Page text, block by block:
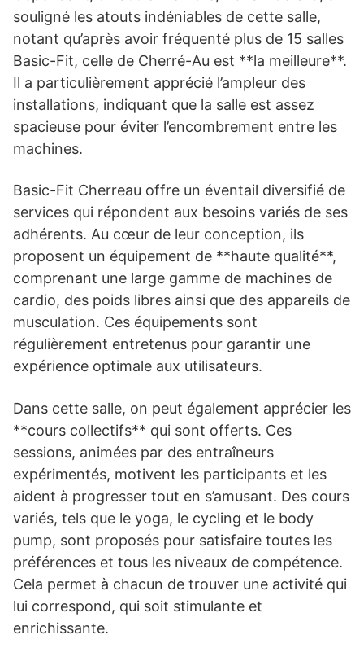
souligné les atouts indéniables de cette salle,
notant qu’après avoir fréquenté plus de 15 salles
Basic-Fit, celle de Cherré-Au est **la meilleure**.
Il a particulièrement apprécié l’ampleur des
installations, indiquant que la salle est assez
spacieuse pour éviter l’encombrement entre les
machines.
Basic-Fit Cherreau offre un éventail diversifié de
services qui répondent aux besoins variés de ses
adhérents. Au cœur de leur conception, ils
proposent un équipement de **haute qualité**,
comprenant une large gamme de machines de
cardio, des poids libres ainsi que des appareils de
musculation. Ces équipements sont
régulièrement entretenus pour garantir une
expérience optimale aux utilisateurs.
Dans cette salle, on peut également apprécier les
**cours collectifs** qui sont offerts. Ces
sessions, animées par des entraîneurs
expérimentés, motivent les participants et les
aident à progresser tout en s’amusant. Des cours
variés, tels que le yoga, le cycling et le body
pump, sont proposés pour satisfaire toutes les
préférences et tous les niveaux de compétence.
Cela permet à chacun de trouver une activité qui
lui correspond, qui soit stimulante et
enrichissante.